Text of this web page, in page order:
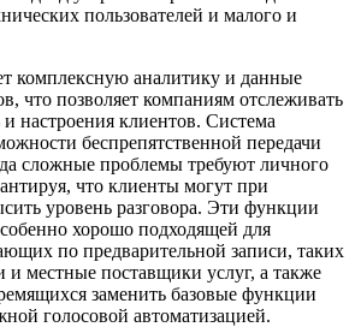
пользователей и малого и
комплексную аналитику и данные
что позволяет компаниям отслеживать
и настроения клиентов. Система
беспрепятственной передачи
сложные проблемы требуют личного
что клиенты могут при
уровень разговора. Эти функции
хорошо подходящей для
по предварительной записи, таких
и местные поставщики услуг, а также
заменить базовые функции
голосовой автоматизацией.